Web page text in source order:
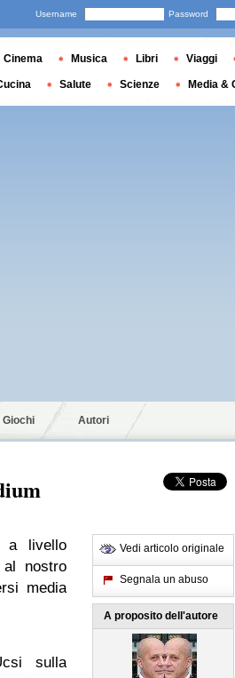
Giochi Autori
a livello
al nostro
media
sulla
Vedi articolo originale
Segnala un abuso
A proposito dell'autore
Username Password
Cinema Musica Libri Viaggi
Salute Scienze Media &